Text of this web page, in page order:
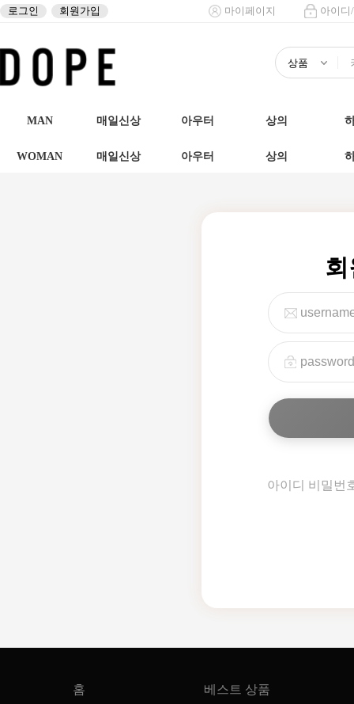
로그인 회원가입 마이페이지 아이디
MAN 매일신상 아우터 상의
WOMAN 매일신상 아우터 상의
아이디 비밀번
홈 베스트 상품